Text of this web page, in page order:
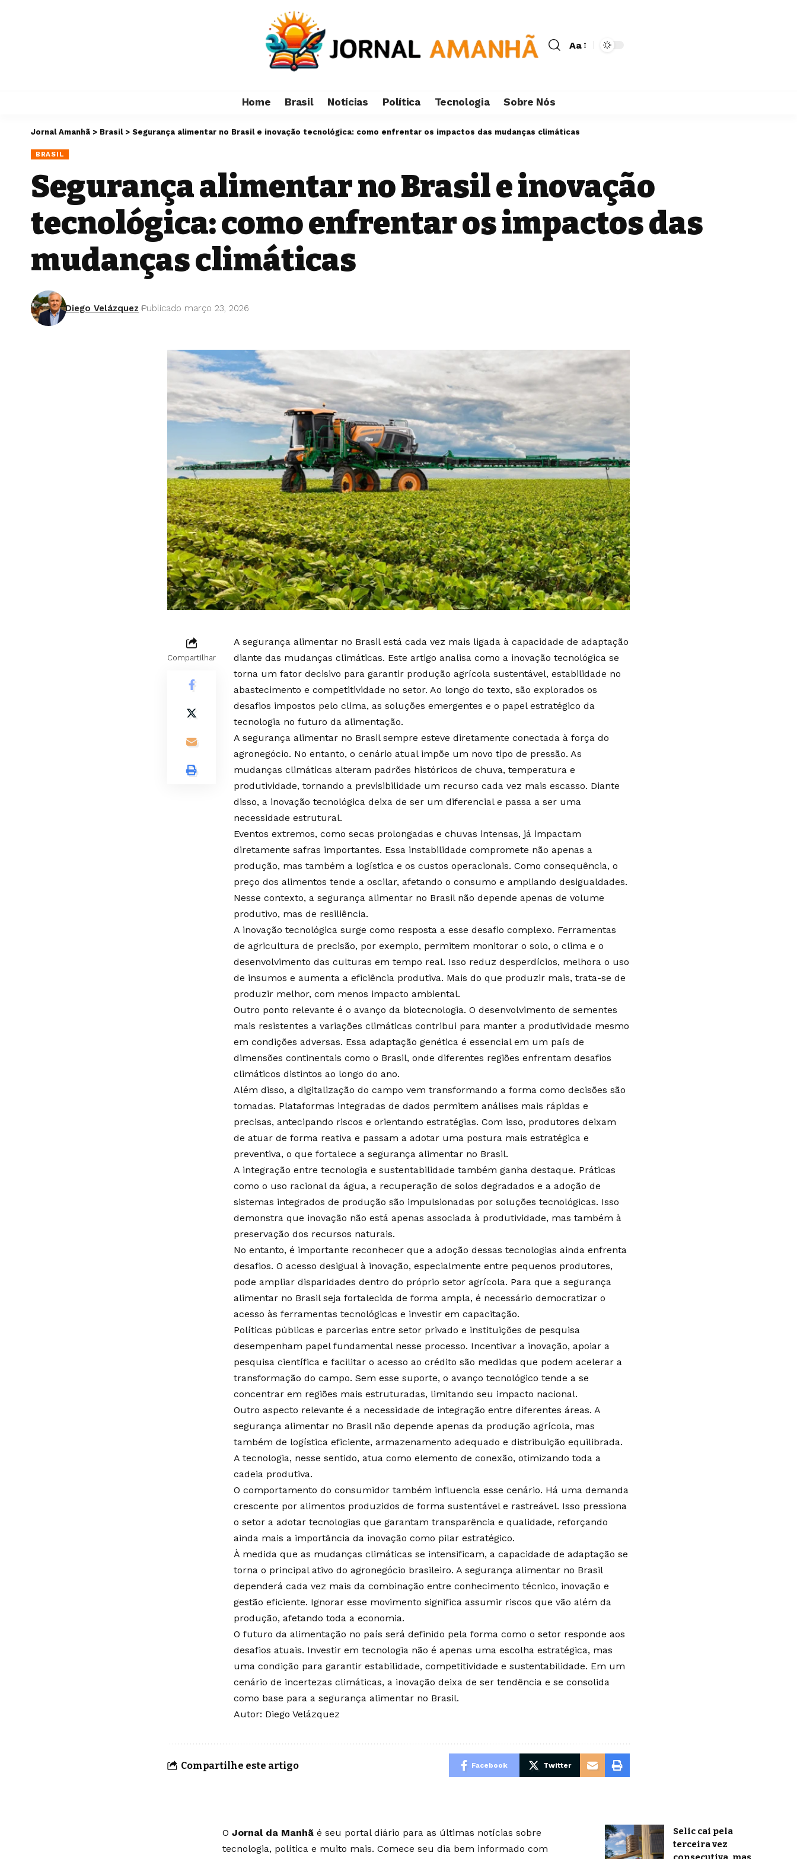
Aa
Home Brasil Notícias Política Tecnologia Sobre Nós
Jornal Amanhã > Brasil> Segurança alimentar no Brasil e inovação tecnológica: como enfrentar os impactos das mudanças climáticas
BRASIL
Segurança alimentar no Brasil e inovação
tecnológica: como enfrentar os impactos das
mudanças climáticas
Diego Velázquez Publicado março 23, 2026
Compartilhar
A segurança alimentar no Brasil está cada vez mais ligada à capacidade de adaptação
diante das mudanças climáticas. Este artigo analisa como a inovação tecnológica se
torna um fator decisivo para garantir produção agrícola sustentável, estabilidade no
abastecimento e competitividade no setor. Ao longo do texto, são explorados os
desafios impostos pelo clima, as soluções emergentes e o papel estratégico da
tecnologia no futuro da alimentação.
A segurança alimentar no Brasil sempre esteve diretamente conectada à força do
agronegócio. No entanto, o cenário atual impõe um novo tipo de pressão. As
mudanças climáticas alteram padrões históricos de chuva, temperatura e
produtividade, tornando a previsibilidade um recurso cada vez mais escasso. Diante
disso, a inovação tecnológica deixa de ser um diferencial e passa a ser uma
necessidade estrutural.
Eventos extremos, como secas prolongadas e chuvas intensas, já impactam
diretamente safras importantes. Essa instabilidade compromete não apenas a
produção, mas também a logística e os custos operacionais. Como consequência, o
preço dos alimentos tende a oscilar, afetando o consumo e ampliando desigualdades.
Nesse contexto, a segurança alimentar no Brasil não depende apenas de volume
produtivo, mas de resiliência.
A inovação tecnológica surge como resposta a esse desafio complexo. Ferramentas
de agricultura de precisão, por exemplo, permitem monitorar o solo, o clima e o
desenvolvimento das culturas em tempo real. Isso reduz desperdícios, melhora o uso
de insumos e aumenta a eficiência produtiva. Mais do que produzir mais, trata-se de
produzir melhor, com menos impacto ambiental.
Outro ponto relevante é o avanço da biotecnologia. O desenvolvimento de sementes
mais resistentes a variações climáticas contribui para manter a produtividade mesmo
em condições adversas. Essa adaptação genética é essencial em um país de
dimensões continentais como o Brasil, onde diferentes regiões enfrentam desafios
climáticos distintos ao longo do ano.
Além disso, a digitalização do campo vem transformando a forma como decisões são
tomadas. Plataformas integradas de dados permitem análises mais rápidas e
precisas, antecipando riscos e orientando estratégias. Com isso, produtores deixam
de atuar de forma reativa e passam a adotar uma postura mais estratégica e
preventiva, o que fortalece a segurança alimentar no Brasil.
A integração entre tecnologia e sustentabilidade também ganha destaque. Práticas
como o uso racional da água, a recuperação de solos degradados e a adoção de
sistemas integrados de produção são impulsionadas por soluções tecnológicas. Isso
demonstra que inovação não está apenas associada à produtividade, mas também à
preservação dos recursos naturais.
No entanto, é importante reconhecer que a adoção dessas tecnologias ainda enfrenta
desafios. O acesso desigual à inovação, especialmente entre pequenos produtores,
pode ampliar disparidades dentro do próprio setor agrícola. Para que a segurança
alimentar no Brasil seja fortalecida de forma ampla, é necessário democratizar o
acesso às ferramentas tecnológicas e investir em capacitação.
Políticas públicas e parcerias entre setor privado e instituições de pesquisa
desempenham papel fundamental nesse processo. Incentivar a inovação, apoiar a
pesquisa científica e facilitar o acesso ao crédito são medidas que podem acelerar a
transformação do campo. Sem esse suporte, o avanço tecnológico tende a se
concentrar em regiões mais estruturadas, limitando seu impacto nacional.
Outro aspecto relevante é a necessidade de integração entre diferentes áreas. A
segurança alimentar no Brasil não depende apenas da produção agrícola, mas
também de logística eficiente, armazenamento adequado e distribuição equilibrada.
A tecnologia, nesse sentido, atua como elemento de conexão, otimizando toda a
cadeia produtiva.
O comportamento do consumidor também influencia esse cenário. Há uma demanda
crescente por alimentos produzidos de forma sustentável e rastreável. Isso pressiona
o setor a adotar tecnologias que garantam transparência e qualidade, reforçando
ainda mais a importância da inovação como pilar estratégico.
À medida que as mudanças climáticas se intensificam, a capacidade de adaptação se
torna o principal ativo do agronegócio brasileiro. A segurança alimentar no Brasil
dependerá cada vez mais da combinação entre conhecimento técnico, inovação e
gestão eficiente. Ignorar esse movimento significa assumir riscos que vão além da
produção, afetando toda a economia.
O futuro da alimentação no país será definido pela forma como o setor responde aos
desafios atuais. Investir em tecnologia não é apenas uma escolha estratégica, mas
uma condição para garantir estabilidade, competitividade e sustentabilidade. Em um
cenário de incertezas climáticas, a inovação deixa de ser tendência e se consolida
como base para a segurança alimentar no Brasil.
Autor: Diego Velázquez
Compartilhe este artigo Facebook Twitter
O Jornal da Manhãé seu portal diário para as últimas notícias sobre
tecnologia, política e muito mais. Comece seu dia bem informado com
Selic cai pela
terceira vez